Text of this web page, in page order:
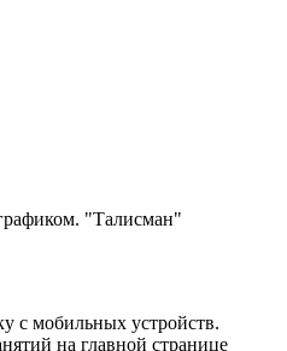
"Талисман"
с мобильных устройств.
на главной странице